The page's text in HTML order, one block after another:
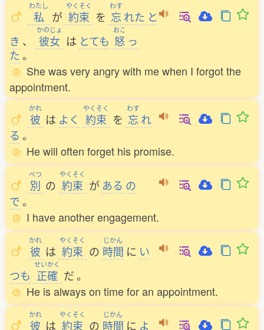
わたし
私 が
やくそく
約束 を
わす
忘れた と
き 、
かのじょ
彼女 は とても
おこ
怒 っ
た。
She was very angry with me when I forgot the
appointment.
かれ
彼 は よく
やくそく
約束 を
わす
忘れ
る 。
He will often forget his promise.
べつ
別 の
やくそく
約束 が ある の
で。
I have another engagement.
かれ
彼 は
やくそく
約束 の
じかん
時間 に い
つも
せいかく
正確 だ。
He is always on time for an appointment.
かれ
彼 は
やくそく
約束 の
じかん
時間 に よ